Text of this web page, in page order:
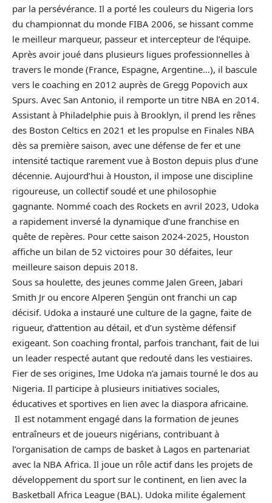
par la persévérance. Il a porté les couleurs du Nigeria lors
du championnat du monde FIBA 2006, se hissant comme
le meilleur marqueur, passeur et intercepteur de l’équipe.
Après avoir joué dans plusieurs ligues professionnelles à
travers le monde (France, Espagne, Argentine…), il bascule
vers le coaching en 2012 auprès de Gregg Popovich aux
Spurs. Avec San Antonio, il remporte un titre NBA en 2014.
Assistant à Philadelphie puis à Brooklyn, il prend les rênes
des Boston Celtics en 2021 et les propulse en Finales NBA
dès sa première saison, avec une défense de fer et une
intensité tactique rarement vue à Boston depuis plus d’une
décennie. Aujourd’hui à Houston, il impose une discipline
rigoureuse, un collectif soudé et une philosophie
gagnante. Nommé coach des Rockets en avril 2023, Udoka
a rapidement inversé la dynamique d’une franchise en
quête de repères. Pour cette saison 2024-2025, Houston
affiche un bilan de 52 victoires pour 30 défaites, leur
meilleure saison depuis 2018.
Sous sa houlette, des jeunes comme Jalen Green, Jabari
Smith Jr ou encore Alperen Şengün ont franchi un cap
décisif. Udoka a instauré une culture de la gagne, faite de
rigueur, d’attention au détail, et d’un système défensif
exigeant. Son coaching frontal, parfois tranchant, fait de lui
un leader respecté autant que redouté dans les vestiaires.
Fier de ses origines, Ime Udoka n’a jamais tourné le dos au
Nigeria. Il participe à plusieurs initiatives sociales,
éducatives et sportives en lien avec la diaspora africaine.
Il est notamment engagé dans la formation de jeunes
entraîneurs et de joueurs nigérians, contribuant à
l’organisation de camps de basket à Lagos en partenariat
avec la NBA Africa. Il joue un rôle actif dans les projets de
développement du sport sur le continent, en lien avec la
Basketball Africa League (BAL). Udoka milite également